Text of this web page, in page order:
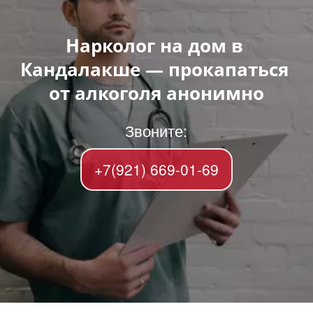
Нарколог на дом в
Кандалакше — прокапаться
от алкоголя анонимно
Звоните:
+7(921) 669-01-69